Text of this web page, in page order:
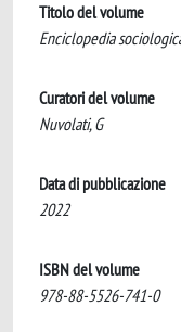
Titolo del volume
Enciclopedia
Curatori del volume
Nuvolati, G
Data di pubblicazione
2022
ISBN del volume
978-88-5526-741-0